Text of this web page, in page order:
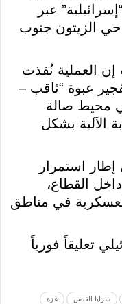
عبر
حي الزيتون جنوب
العملية نُفذت
عبوة “ثاقب –
محيط صالة
الآلية بشكل
استمرار
القطاع،
في مناطق
تعليقاً فورياً
سرايا القدس غزة